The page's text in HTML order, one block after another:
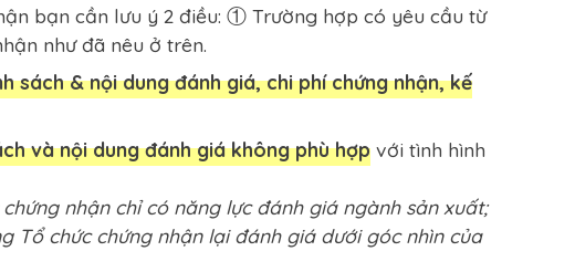
bạn cần lưu ý 2 điều: ① Trường hợp có yêu cầu từ
như đã nêu ở trên.
sách & nội dung đánh giá, chi phí chứng nhận, kế
và nội dung đánh giá không phù hợp với tình hình
nhận chỉ có năng lực đánh giá ngành sản xuất;
Tổ chức chứng nhận lại đánh giá dưới góc nhìn của